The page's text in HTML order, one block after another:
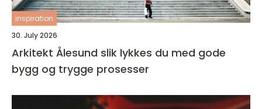
inspiration
30. July 2026
Arkitekt Ålesund slik lykkes du med gode
bygg og trygge prosesser